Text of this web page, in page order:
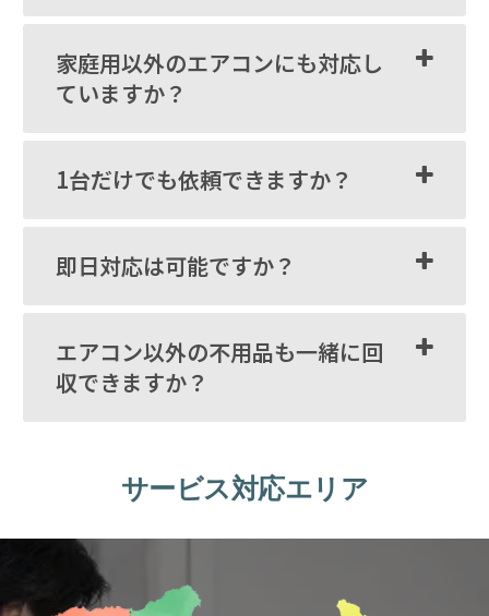
家庭用以外のエアコンにも対応し
ていますか？
1台だけでも依頼できますか？
即日対応は可能ですか？
エアコン以外の不用品も一緒に回
収できますか？
サービス対応エリア